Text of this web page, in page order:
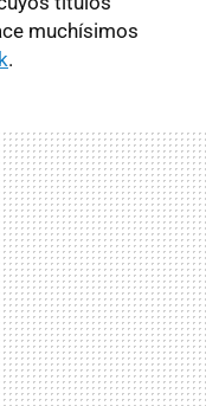
muchísimos
.